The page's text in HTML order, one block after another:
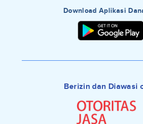
Download Aplikasi
Berizin dan Diawasi